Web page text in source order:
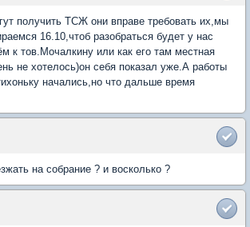
получить ТСЖ они вправе требовать их,мы
16.10,чтоб разобраться будет у нас
к тов.Мочалкину или как его там местная
не хотелось)он себя показал уже.А работы
начались,но что дальше время
на собрание ? и восколько ?